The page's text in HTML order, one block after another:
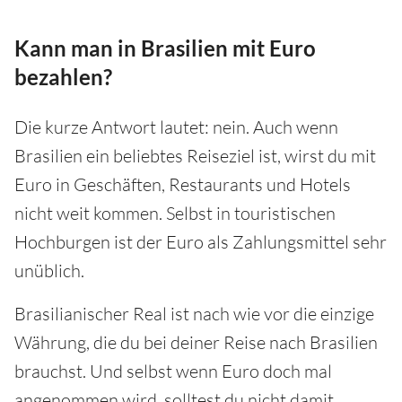
Kann man in Brasilien mit Euro
bezahlen?
Die kurze Antwort lautet: nein. Auch wenn
Brasilien ein beliebtes Reiseziel ist, wirst du mit
Euro in Geschäften, Restaurants und Hotels
nicht weit kommen. Selbst in touristischen
Hochburgen ist der Euro als Zahlungsmittel sehr
unüblich.
Brasilianischer Real ist nach wie vor die einzige
Währung, die du bei deiner Reise nach Brasilien
brauchst. Und selbst wenn Euro doch mal